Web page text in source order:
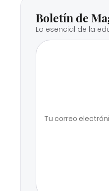
Boletín de
Lo esencial de la